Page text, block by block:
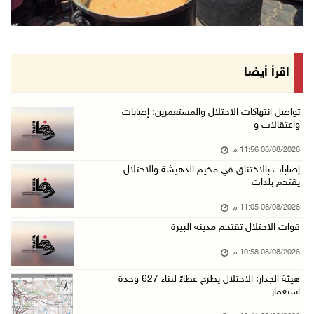
إصابات بالاختناق خلال مواجهات مع الاحتلال في ...
الاحتلال ينصب حواجز طيارة في محيط مخيم طولكرم ...
مستعمرون يهاجمون قرية أبو فلاح
مستعمرون يقتحمون بلدة بيت عور التحتا وقرية جل ...
08/آب/2026 06:39 م
الجامعة العربية الأمريكية تختتم فعاليات تخريج ...
اقرأ أيضا
تواصل انتهاكات الاحتلال والمستعمرين: إصابات
واعتقالات و
08/08/2026 11:56 م
إصابات بالاختناق في مخيم الدهيشة والاحتلال
يقتحم بلدات
08/08/2026 11:05 م
قوات الاحتلال تقتحم مدينة البيرة
08/08/2026 10:58 م
هيئة الجدار: الاحتلال يطرح عطاءً لبناء 627 وحدة
استعمار